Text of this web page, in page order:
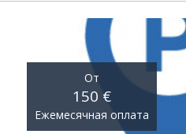
От
150 €
Ежемесячная оплата